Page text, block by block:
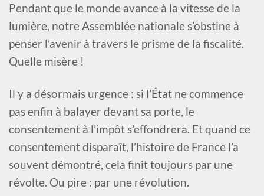
Pendant que le monde avance à la vitesse de la
lumière, notre Assemblée nationale s’obstine à
penser l’avenir à travers le prisme de la fiscalité.
Quelle misère !
Il y a désormais urgence : si l’État ne commence
pas enfin à balayer devant sa porte, le
consentement à l’impôt s’effondrera. Et quand ce
consentement disparaît, l’histoire de France l’a
souvent démontré, cela finit toujours par une
révolte. Ou pire : par une révolution.